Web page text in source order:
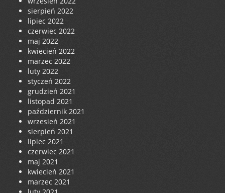
sierpień 2022
lipiec 2022
czerwiec 2022
maj 2022
kwiecień 2022
marzec 2022
luty 2022
styczeń 2022
grudzień 2021
listopad 2021
październik 2021
wrzesień 2021
sierpień 2021
lipiec 2021
czerwiec 2021
maj 2021
kwiecień 2021
marzec 2021